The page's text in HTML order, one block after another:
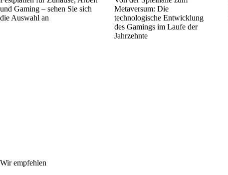
und Gaming – sehen Sie sich
die Auswahl an
Metaversum: Die
technologische Entwicklung
des Gamings im Laufe der
Jahrzehnte
Wir empfehlen